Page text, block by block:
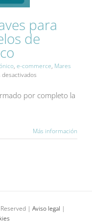
para
de
, e-commerce, Mares
y
para
por completo la
Más información
| Aviso legal |